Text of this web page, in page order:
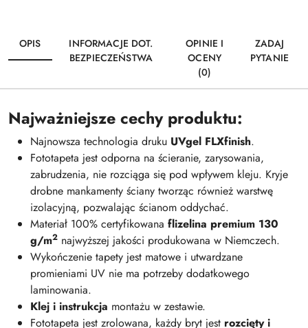
OPIS
INFORMACJE DOT.
BEZPIECZEŃSTWA
OPINIE I
OCENY
(0)
ZADAJ
PYTANIE
Najważniejsze cechy produktu:
Najnowsza technologia druku UVgel FLXfinish.
Fototapeta jest odporna na ścieranie, zarysowania,
zabrudzenia, nie rozciąga się pod wpływem kleju. Kryje
drobne mankamenty ściany tworząc również warstwę
izolacyjną, pozwalając ścianom oddychać.
Materiał 100% certyfikowana flizelina premium 130
g/m2 najwyższej jakości produkowana w Niemczech.
Wykończenie tapety jest matowe i utwardzane
promieniami UV nie ma potrzeby dodatkowego
laminowania.
Klej i instrukcja montażu w zestawie.
Fototapeta jest zrolowana, każdy bryt jest rozcięty i